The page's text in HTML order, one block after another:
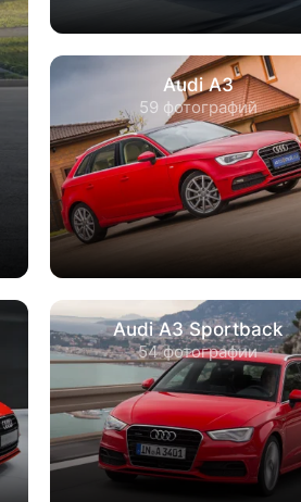
Audi A3
59 фотографий
Audi A3 Sportback
54 фотографии